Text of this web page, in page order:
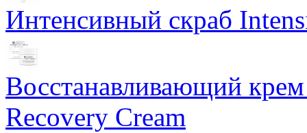
Интенсивный скраб
Восстанавливающий
Recovery Cream